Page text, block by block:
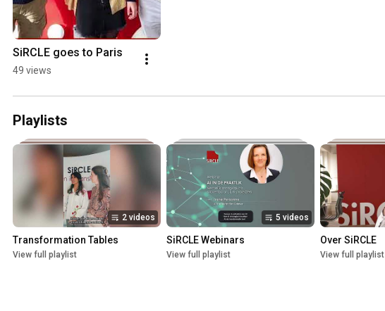
SiRCLE goes to Paris
49 views
Playlists
2 videos
Transformation Tables
View full playlist
5 videos
SiRCLE Webinars
View full playlist
Over SiRCLE
View full playlist